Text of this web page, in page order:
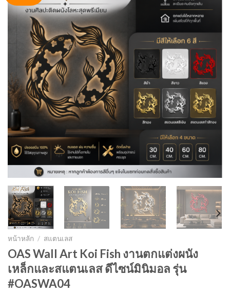
หน้าหลัก / สแตนเลส
OAS Wall Art Koi Fish งานตกแต่งผนัง
เหล็กและสแตนเลส ดีไซน์มินิมอล รุ่น
#OASWA04